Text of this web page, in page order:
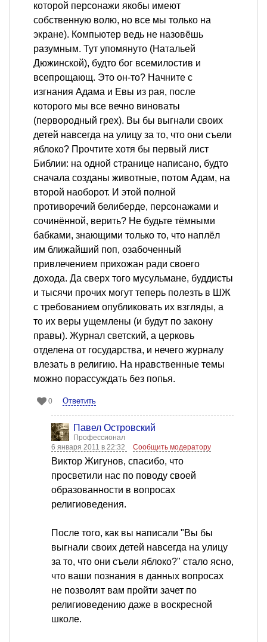
которой персонажи якобы имеют
собственную волю, но все мы только на
экране). Компьютер ведь не назовёшь
разумным. Тут упомянуто (Натальей
Дюжинской), будто бог всемилостив и
всепрощающ. Это он-то? Начните с
изгнания Адама и Евы из рая, после
которого мы все вечно виноваты
(первородный грех). Вы бы выгнали своих
детей навсегда на улицу за то, что они съели
яблоко? Прочтите хотя бы первый лист
Библии: на одной странице написано, будто
сначала созданы животные, потом Адам, на
второй наоборот. И этой полной
противоречий белиберде, персонажами и
сочинённой, верить? Не будьте тёмными
бабками, знающими только то, что наплёл
им ближайший поп, озабоченный
привлечением прихожан ради своего
дохода. Да сверх того мусульмане, буддисты
и тысячи прочих могут теперь полезть в ШЖ
с требованием опубликовать их взгляды, а
то их веры ущемлены (и будут по закону
правы). Журнал светский, а церковь
отделена от государства, и нечего журналу
влезать в религию. На нравственные темы
можно порассуждать без попья.
0 Ответить
Павел Островский
Профессионал
6 января 2011 в 22:32
Сообщить модератору
Виктор Жигунов, спасибо, что
просветили нас по поводу своей
образованности в вопросах
религиоведения.
После того, как вы написали "Вы бы
выгнали своих детей навсегда на улицу
за то, что они съели яблоко?" стало ясно,
что ваши познания в данных вопросах
не позволят вам пройти зачет по
религиоведению даже в воскресной
школе.